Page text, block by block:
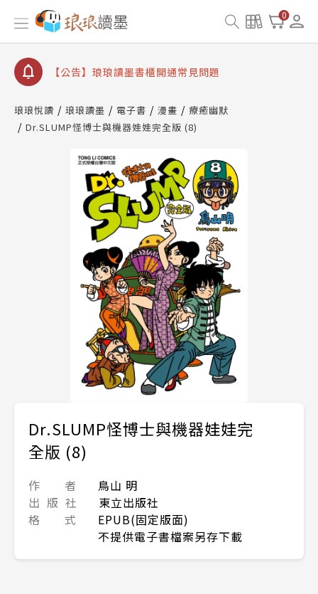
0
【公告】因 Readmoo 讀墨系統維護中，本站同步暫
停部分閱讀服務
【公告】琅琅讀墨數位閱讀資產合併與書櫃開通申請
【公告】琅琅讀墨書櫃開通常見問題
請圖文教學
【公告】琅琅書店服務升級重要說明及資產合併結果
查詢
停部分閱讀服務
琅琅悅讀 琅琅讀墨 電子書 漫畫
療癒幽默
Dr.SLUMP怪博士與機器娃娃完全版 (8)
Dr.SLUMP怪博士與機器娃娃完
全版 (8)
作 者
鳥山 明
出 版 社
東立出版社
格 式
EPUB(固定版面)
不提供電子書檔案另存下載